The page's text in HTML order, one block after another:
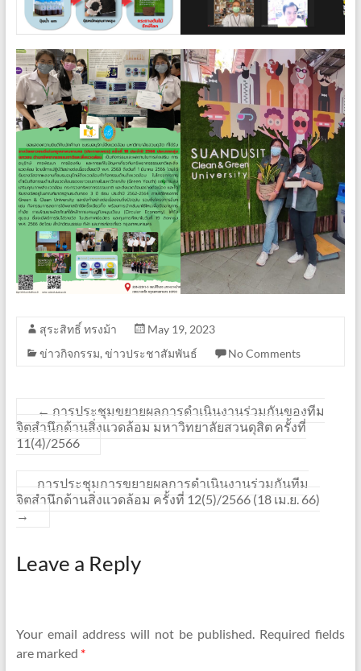
สุระสิทธิ์ ทรงม้า
May 19, 2023
ข่าวกิจกรรม, ข่าวประชาสัมพันธ์ No Comments
← การประชุมขยายผลการดำเนินงานร่วมกันของทีม
จิตสำนึกด้านสิ่งแวดล้อม มหาวิทยาลัยสวนดุสิต ครั้งที่
11(4)/2566
การประชุมการขยายผลการดำเนินงานร่วมกันทีม
จิตสำนึกด้านสิ่งแวดล้อม ครั้งที่ 12(5)/2566 (18 เม.ย. 66)
→
Leave a Reply
Your email address will not be published. Required fields
are marked *